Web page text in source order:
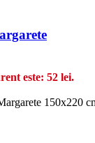
este: 52 lei.
150x220